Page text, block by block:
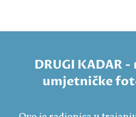
DRUGI KADAR
umjetničke